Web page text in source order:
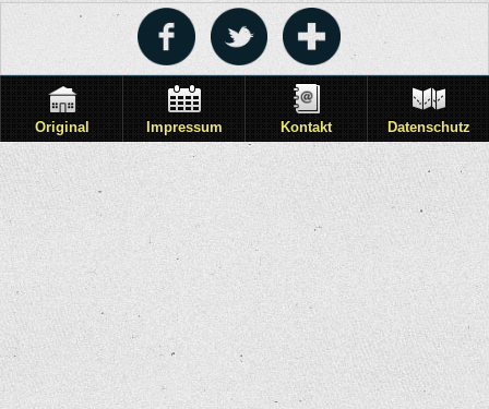
Original Impressum Kontakt Datenschutz